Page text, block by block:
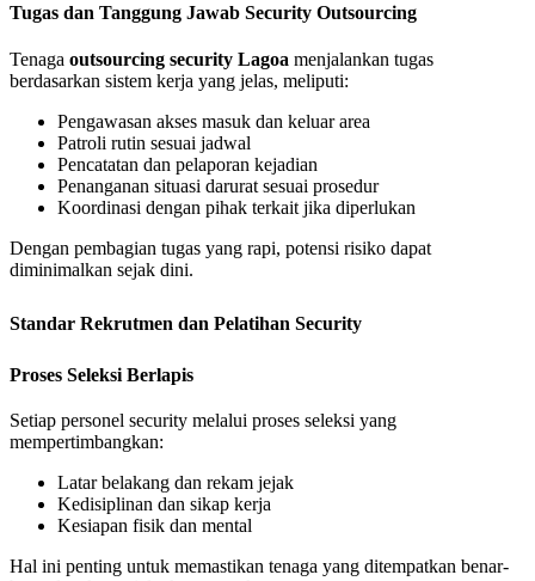
Tugas dan Tanggung Jawab Security Outsourcing
Tenaga outsourcing security Lagoa menjalankan tugas
berdasarkan sistem kerja yang jelas, meliputi:
Pengawasan akses masuk dan keluar area
Patroli rutin sesuai jadwal
Pencatatan dan pelaporan kejadian
Penanganan situasi darurat sesuai prosedur
Koordinasi dengan pihak terkait jika diperlukan
Dengan pembagian tugas yang rapi, potensi risiko dapat
diminimalkan sejak dini.
Standar Rekrutmen dan Pelatihan Security
Proses Seleksi Berlapis
Setiap personel security melalui proses seleksi yang
mempertimbangkan:
Latar belakang dan rekam jejak
Kedisiplinan dan sikap kerja
Kesiapan fisik dan mental
Hal ini penting untuk memastikan tenaga yang ditempatkan benar-